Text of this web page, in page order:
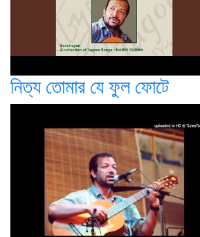
নিত্য তোমার যে ফুল ফোটে